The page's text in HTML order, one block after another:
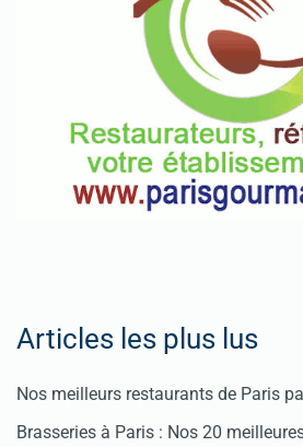
Articles les plus lus
Nos meilleurs restaurants de Paris
Brasseries à Paris : Nos 20